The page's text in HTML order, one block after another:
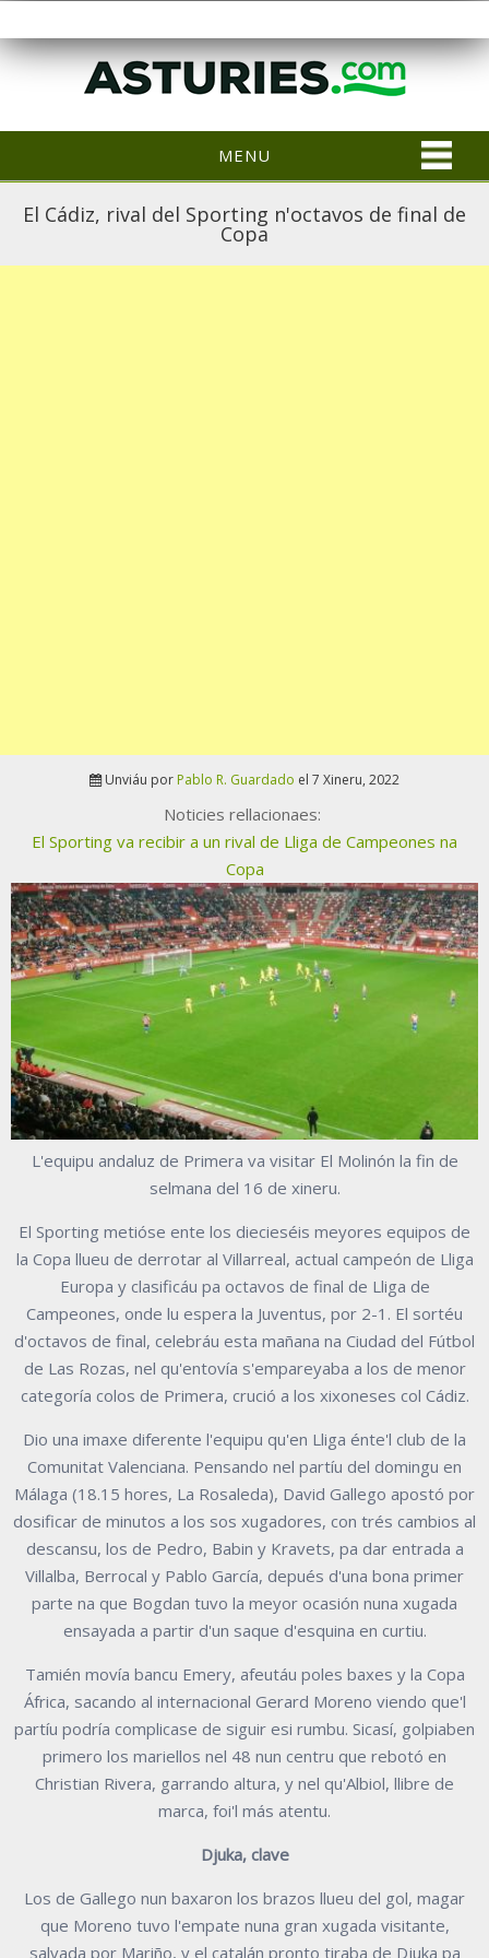
MENU
El Cádiz, rival del Sporting n'octavos de final de
Copa
Unviáu por Pablo R. Guardado el 7 Xineru, 2022
Noticies rellacionaes:
El Sporting va recibir a un rival de Lliga de Campeones na
Copa
L'equipu andaluz de Primera va visitar El Molinón la fin de
selmana del 16 de xineru.
El Sporting metióse ente los diecieséis meyores equipos de
la Copa llueu de derrotar al Villarreal, actual campeón de Lliga
Europa y clasificáu pa octavos de final de Lliga de
Campeones, onde lu espera la Juventus, por 2-1. El sortéu
d'octavos de final, celebráu esta mañana na Ciudad del Fútbol
de Las Rozas, nel qu'entovía s'empareyaba a los de menor
categoría colos de Primera, crució a los xixoneses col Cádiz.
Dio una imaxe diferente l'equipu qu'en Lliga énte'l club de la
Comunitat Valenciana. Pensando nel partíu del domingu en
Málaga (18.15 hores, La Rosaleda), David Gallego apostó por
dosificar de minutos a los sos xugadores, con trés cambios al
descansu, los de Pedro, Babin y Kravets, pa dar entrada a
Villalba, Berrocal y Pablo García, depués d'una bona primer
parte na que Bogdan tuvo la meyor ocasión nuna xugada
ensayada a partir d'un saque d'esquina en curtiu.
Tamién movía bancu Emery, afeutáu poles baxes y la Copa
África, sacando al internacional Gerard Moreno viendo que'l
partíu podría complicase de siguir esi rumbu. Sicasí, golpiaben
primero los mariellos nel 48 nun centru que rebotó en
Christian Rivera, garrando altura, y nel qu'Albiol, llibre de
marca, foi'l más atentu.
Djuka, clave
Los de Gallego nun baxaron los brazos llueu del gol, magar
que Moreno tuvo l'empate nuna gran xugada visitante,
salvada por Mariño, y el catalán pronto tiraba de Djuka pa